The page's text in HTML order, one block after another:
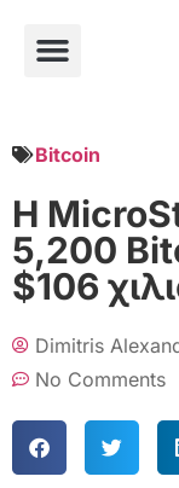
Bitcoin
Η
5,200
$106
Dimitris
No Comments